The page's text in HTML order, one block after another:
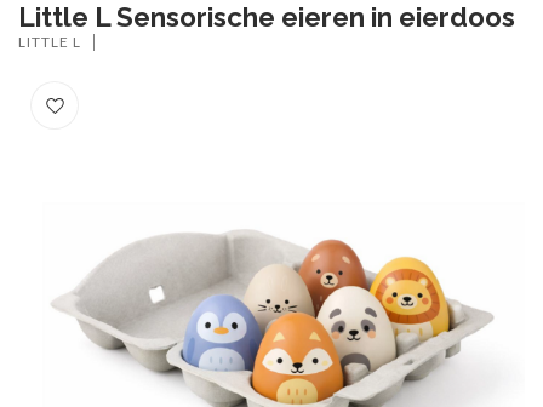
Little L Sensorische eieren in eierdoos
LITTLE L